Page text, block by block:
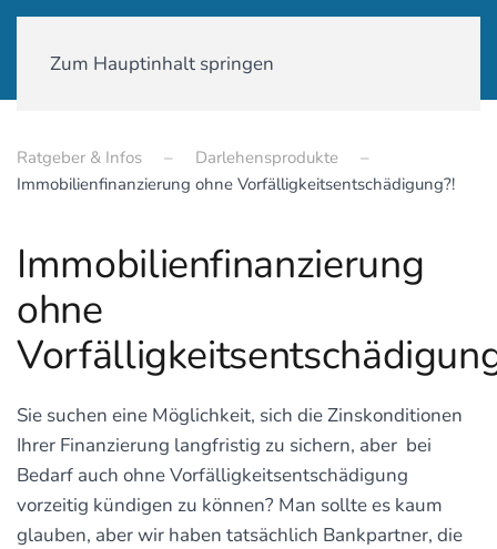
Zum Hauptinhalt springen
Ratgeber & Infos
Darlehensprodukte
Immobilienfinanzierung ohne Vorfälligkeitsentschädigung?!
Immobilienfinanzierung
ohne
Sie suchen eine Möglichkeit, sich die Zinskonditionen
Ihrer Finanzierung langfristig zu sichern, aber bei
Bedarf auch ohne Vorfälligkeitsentschädigung
vorzeitig kündigen zu können? Man sollte es kaum
glauben, aber wir haben tatsächlich Bankpartner, die